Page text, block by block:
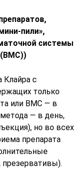
пили»,
системы
(ВМС))
Клайра с
только
или ВМС — в
— в день,
но во всех
препарата